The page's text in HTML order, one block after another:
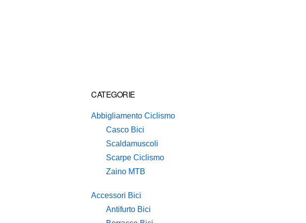
Primary
Sidebar
CATEGORIE
Abbigliamento Ciclismo
Casco Bici
Scaldamuscoli
Scarpe Ciclismo
Zaino MTB
Accessori Bici
Antifurto Bici